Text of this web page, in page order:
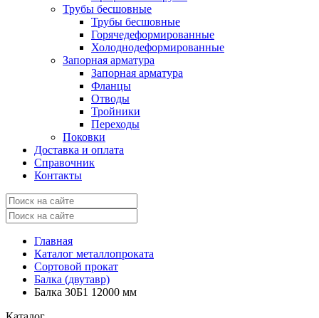
Трубы бесшовные
Трубы бесшовные
Горячедеформированные
Холоднодеформированные
Запорная арматура
Запорная арматура
Фланцы
Отводы
Тройники
Переходы
Поковки
Доставка и оплата
Справочник
Контакты
Главная
Каталог металлопроката
Сортовой прокат
Балка (двутавр)
Балка 30Б1 12000 мм